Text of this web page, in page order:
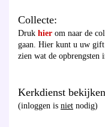
Collecte:
Druk hier om naar de
gaan. Hier kunt u uw
zien wat de opbrengsten
Kerkdienst
(inloggen is niet nodig)